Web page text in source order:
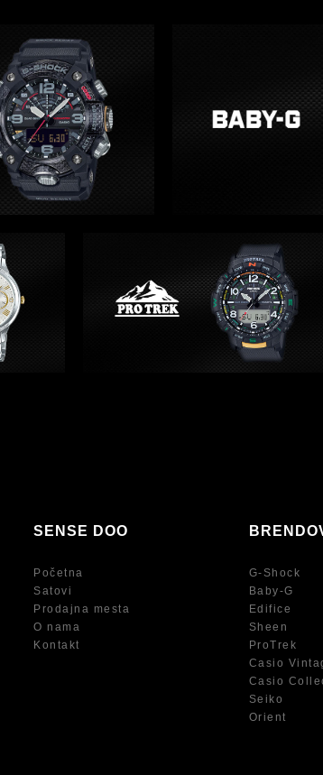
SENSE DOO
Početna
Satovi
Prodajna mesta
O nama
Kontakt
G-Shock
Baby-G
Edifice
Sheen
ProTrek
Casio
Casio
Seiko
Orient